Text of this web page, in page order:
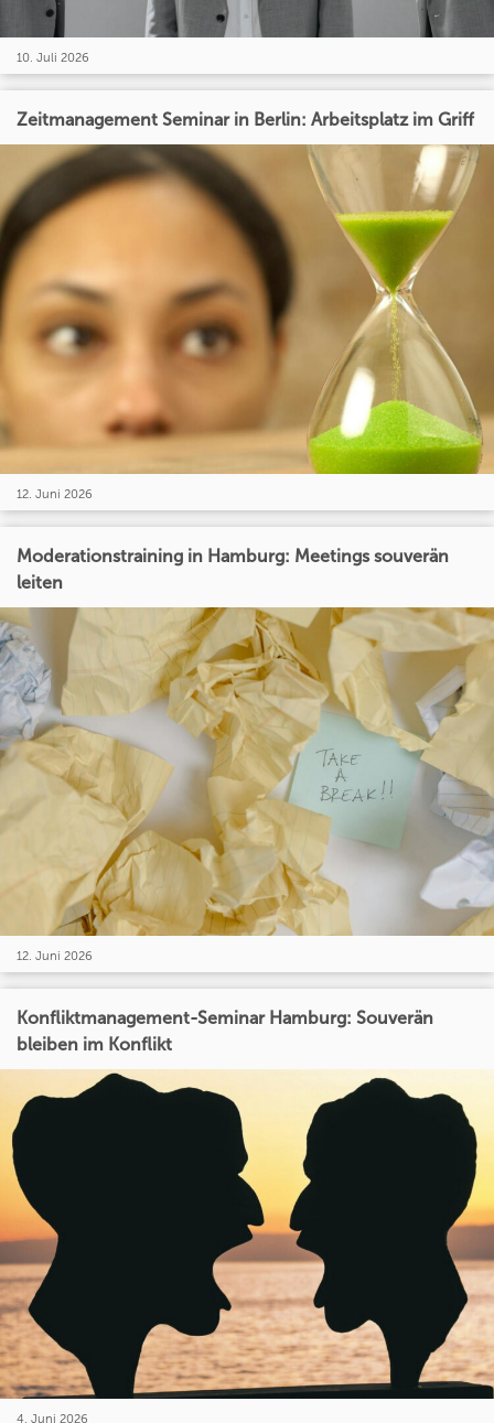
10. Juli 2026
Zeitmanagement Seminar in Berlin: Arbeitsplatz im Griff
12. Juni 2026
Moderationstraining in Hamburg: Meetings souverän
leiten
12. Juni 2026
Konfliktmanagement-Seminar Hamburg: Souverän
bleiben im Konflikt
4. Juni 2026